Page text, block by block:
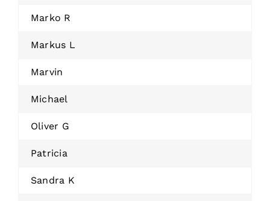
Marko R
Markus L
Marvin
Michael
Oliver G
Patricia
Sandra K